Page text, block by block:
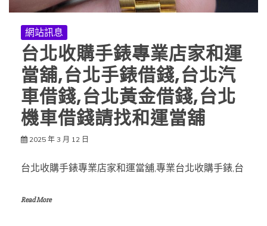
網站訊息
台北收購手錶專業店家和運
當舖,台北手錶借錢,台北汽
車借錢,台北黃金借錢,台北
機車借錢請找和運當舖
2025 年 3 月 12 日
台北收購手錶專業店家和運當舖,專業台北收購手錶,台
Read More